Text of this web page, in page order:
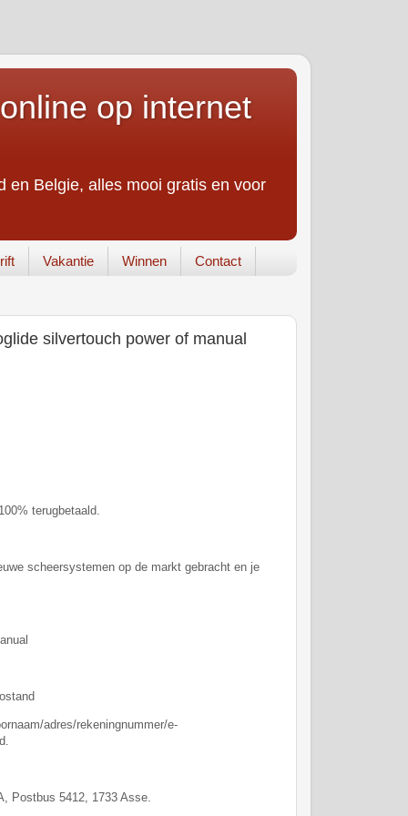
op internet
en Belgie, alles mooi gratis en voor
Vakantie Winnen Contact
silvertouch power of manual
terugbetaald.
scheersystemen op de markt gebracht en je
adres/rekeningnummer/e-
Postbus 5412, 1733 Asse.